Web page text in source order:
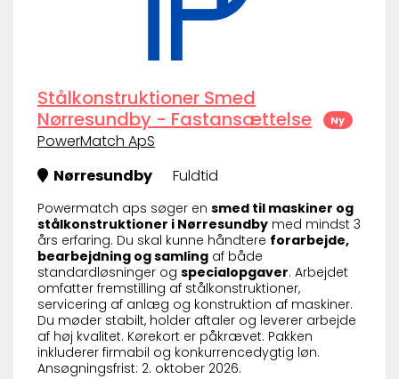
Stålkonstruktioner Smed
Nørresundby - Fastansættelse
Ny
PowerMatch ApS
Nørresundby
Fuldtid
Powermatch aps søger en smed til maskiner og
stålkonstruktioner i Nørresundby med mindst 3
års erfaring. Du skal kunne håndtere forarbejde,
bearbejdning og samling af både
standardløsninger og specialopgaver. Arbejdet
omfatter fremstilling af stålkonstruktioner,
servicering af anlæg og konstruktion af maskiner.
Du møder stabilt, holder aftaler og leverer arbejde
af høj kvalitet. Kørekort er påkrævet. Pakken
inkluderer firmabil og konkurrencedygtig løn.
Ansøgningsfrist: 2. oktober 2026.